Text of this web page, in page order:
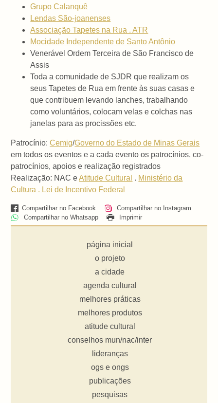
Grupo Calanquê
Lendas São-joanenses
Associação Tapetes na Rua . ATR
Mocidade Independente de Santo Antônio
Venerável Ordem Terceira de São Francisco de
Assis
Toda a comunidade de SJDR que realizam os
seus Tapetes de Rua em frente às suas casas e
que contribuem levando lanches, trabalhando
como voluntários, colocam velas e colchas nas
janelas para as procissões etc.
Patrocínio:Cemig/Governo do Estado de Minas Gerais
em todos os eventos e a cada evento os patrocínios, co-
patrocínios, apoios e realização registrados
Realização: NAC eAtitude Cultural . Ministério da
Cultura . Lei de Incentivo Federal
Compartilhar no Facebook
Compartilhar no Instagram
Compartilhar no Whatsapp
Imprimir
página inicial
o projeto
a cidade
agenda cultural
melhores práticas
melhores produtos
atitude cultural
conselhos mun/nac/inter
lideranças
ogs e ongs
publicações
pesquisas